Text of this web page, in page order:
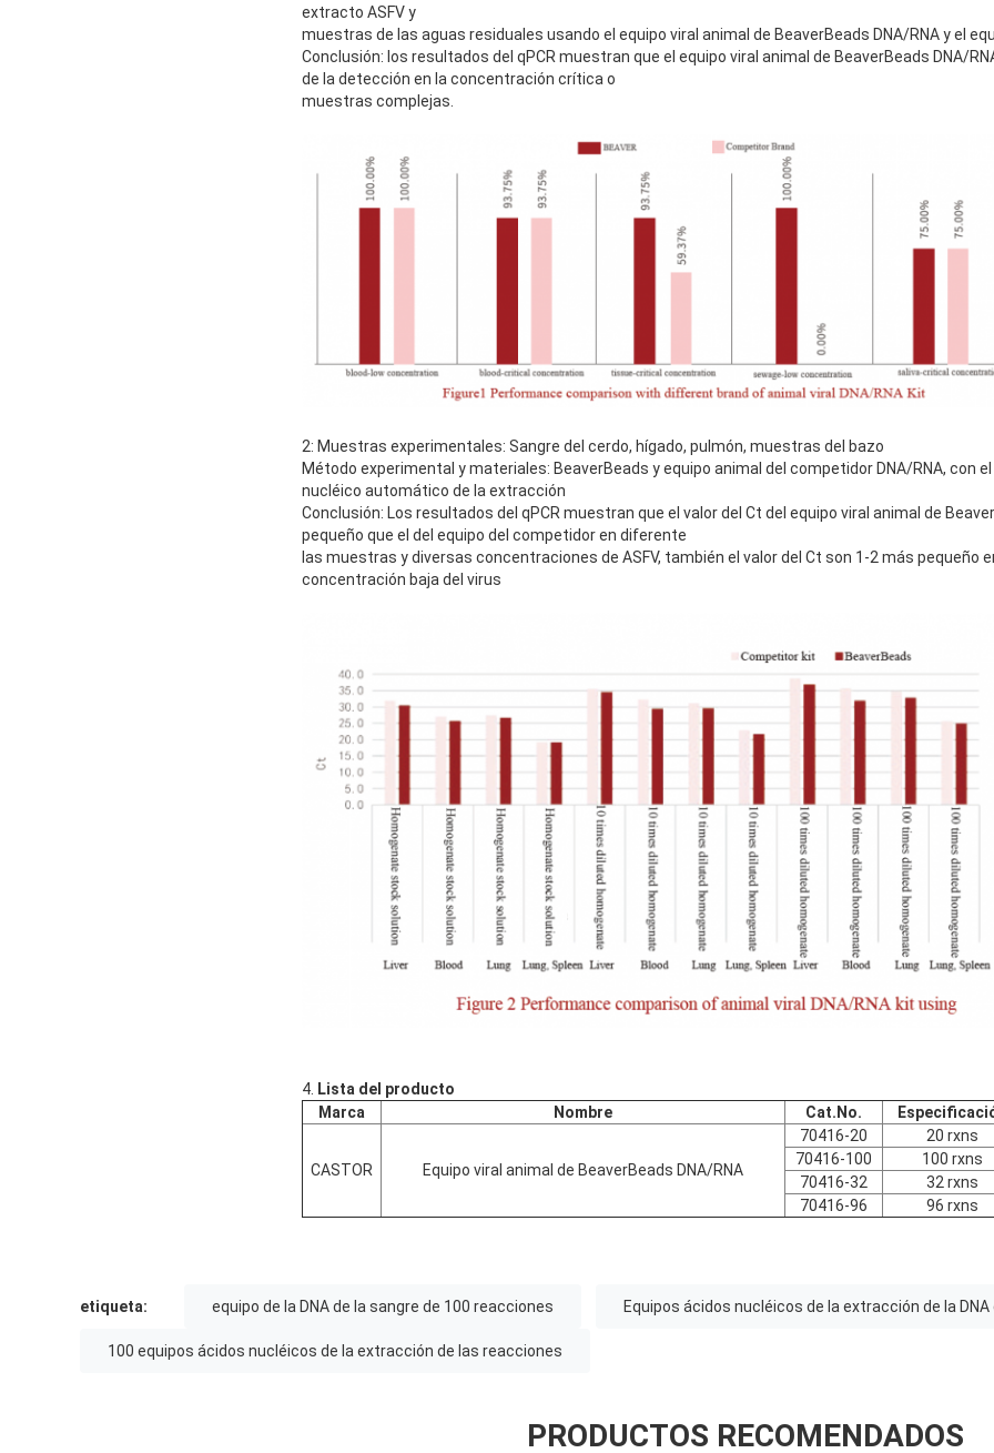
extracto ASFV y
muestras de las aguas residuales usando el equipo viral animal de BeaverBeads DNA/RNA y el
Conclusión: los resultados del qPCR muestran que el equipo viral animal de BeaverBeads DNA/
de la detección en la concentración crítica o
muestras complejas.
2: Muestras experimentales: Sangre del cerdo, hígado, pulmón, muestras del bazo
Método experimental y materiales: BeaverBeads y equipo animal del competidor DNA/RNA, con
nucléico automático de la extracción
Conclusión: Los resultados del qPCR muestran que el valor del Ct del equipo viral animal de
pequeño que el del equipo del competidor en diferente
las muestras y diversas concentraciones de ASFV, también el valor del Ct son 1-2 más pequeño
concentración baja del virus
4. Lista del producto
Marca
Nombre Cat.No.
CASTOR Equipo viral animal de BeaverBeads DNA/RNA
70416-20
20 rxns
70416-100
100 rxns
70416-32
32 rxns
70416-96
96 rxns
etiqueta: equipo de la DNA de la sangre de 100 reacciones Equipos ácidos nucléicos de la extracción de la DNA
100 equipos ácidos nucléicos de la extracción de las reacciones
PRODUCTOS RECOMENDADOS